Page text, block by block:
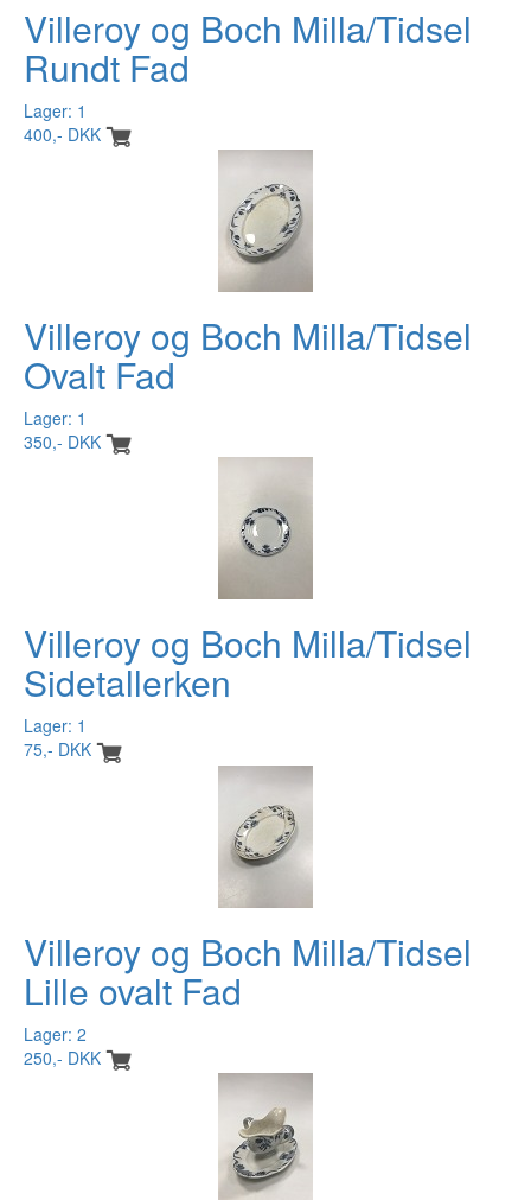
Villeroy og Boch Milla/Tidsel
Rundt Fad
Lager: 1
400,- DKK
Villeroy og Boch Milla/Tidsel
Ovalt Fad
Lager: 1
350,- DKK
Villeroy og Boch Milla/Tidsel
Sidetallerken
Lager: 1
75,- DKK
Villeroy og Boch Milla/Tidsel
Lille ovalt Fad
Lager: 2
250,- DKK